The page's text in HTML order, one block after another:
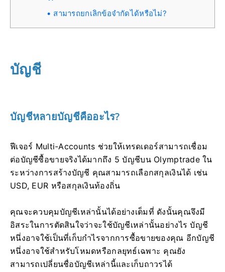
สามารถยกเลิกข้อจำกัดได้หรือไม่?
บัญชี
บัญชีหลายบัญชีคืออะไร?
ฟีเจอร์ Multi-Accounts ช่วยให้เทรดเดอร์สามารถเชื่อม
ต่อบัญชีซื้อขายจริงได้มากถึง 5 บัญชีบน Olymptrade ใน
ระหว่างการสร้างบัญชี คุณสามารถเลือกสกุลเงินได้ เช่น
USD, EUR หรือสกุลเงินท้องถิ่น
คุณจะควบคุมบัญชีเหล่านั้นได้อย่างเต็มที่ ดังนั้นคุณจึงมี
อิสระในการตัดสินใจว่าจะใช้บัญชีเหล่านั้นอย่างไร บัญชี
หนึ่งอาจใช้เป็นที่เก็บกำไรจากการซื้อขายของคุณ อีกบัญชี
หนึ่งอาจใช้สำหรับโหมดหรือกลยุทธ์เฉพาะ คุณยัง
สามารถเปลี่ยนชื่อบัญชีเหล่านี้และเก็บถาวรได้